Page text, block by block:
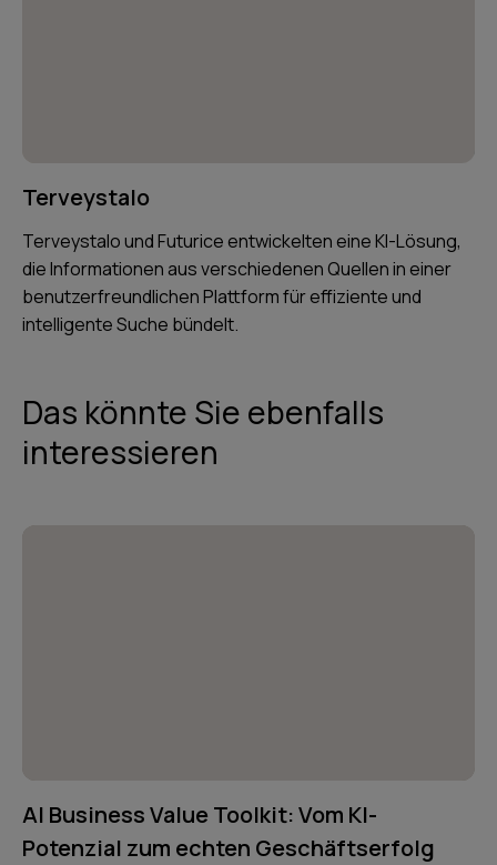
Terveystalo
Terveystalo und Futurice entwickelten eine KI-Lösung,
die Informationen aus verschiedenen Quellen in einer
benutzerfreundlichen Plattform für effiziente und
intelligente Suche bündelt.
Das könnte Sie ebenfalls
interessieren
AI Business Value Toolkit: Vom KI-
Potenzial zum echten Geschäftserfolg